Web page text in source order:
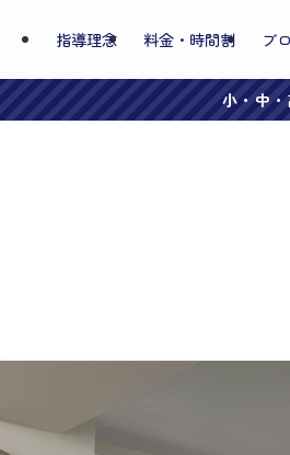
指導理念 料金・時間割 ブ
小・中